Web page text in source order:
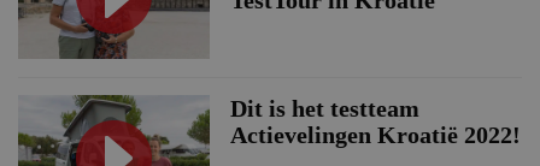
Dit is het testteam
Actievelingen Kroatië 2022!